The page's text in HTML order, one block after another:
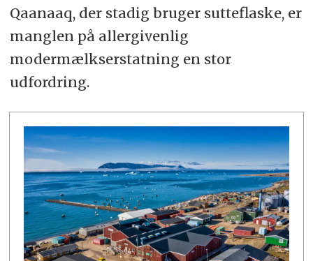
Qaanaaq, der stadig bruger sutteflaske, er
manglen på allergivenlig
modermælkserstatning en stor
udfordring.